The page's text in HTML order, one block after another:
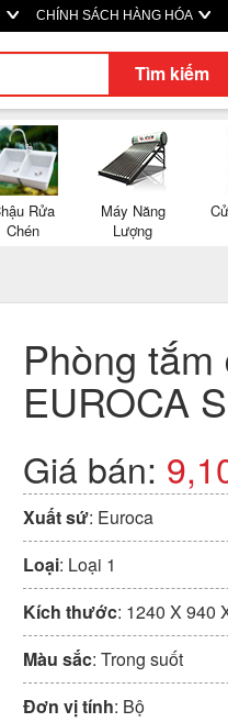
CHÍNH SÁCH HÀNG HÓA
Tìm kiếm
Rửa
Chén
Máy Năng
Lượng
Phòng
EUROCA
Giá bán:
Xuất sứ: Euroca
Loại: Loại 1
Kích thước: 1240 X 940
Màu sắc: Trong suốt
Đơn vị tính: Bộ